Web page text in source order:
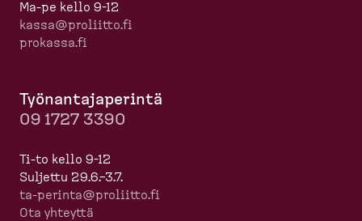
Ma-pe kello 9-12
kassa@proliitto.fi
prokassa.fi
Työnan­ta­ja­perintä
09 1727 3390
Ti-to kello 9-12
Suljettu 29.6.–3.7.
ta-​perinta@proliitto.fi
Ota yhteyttä